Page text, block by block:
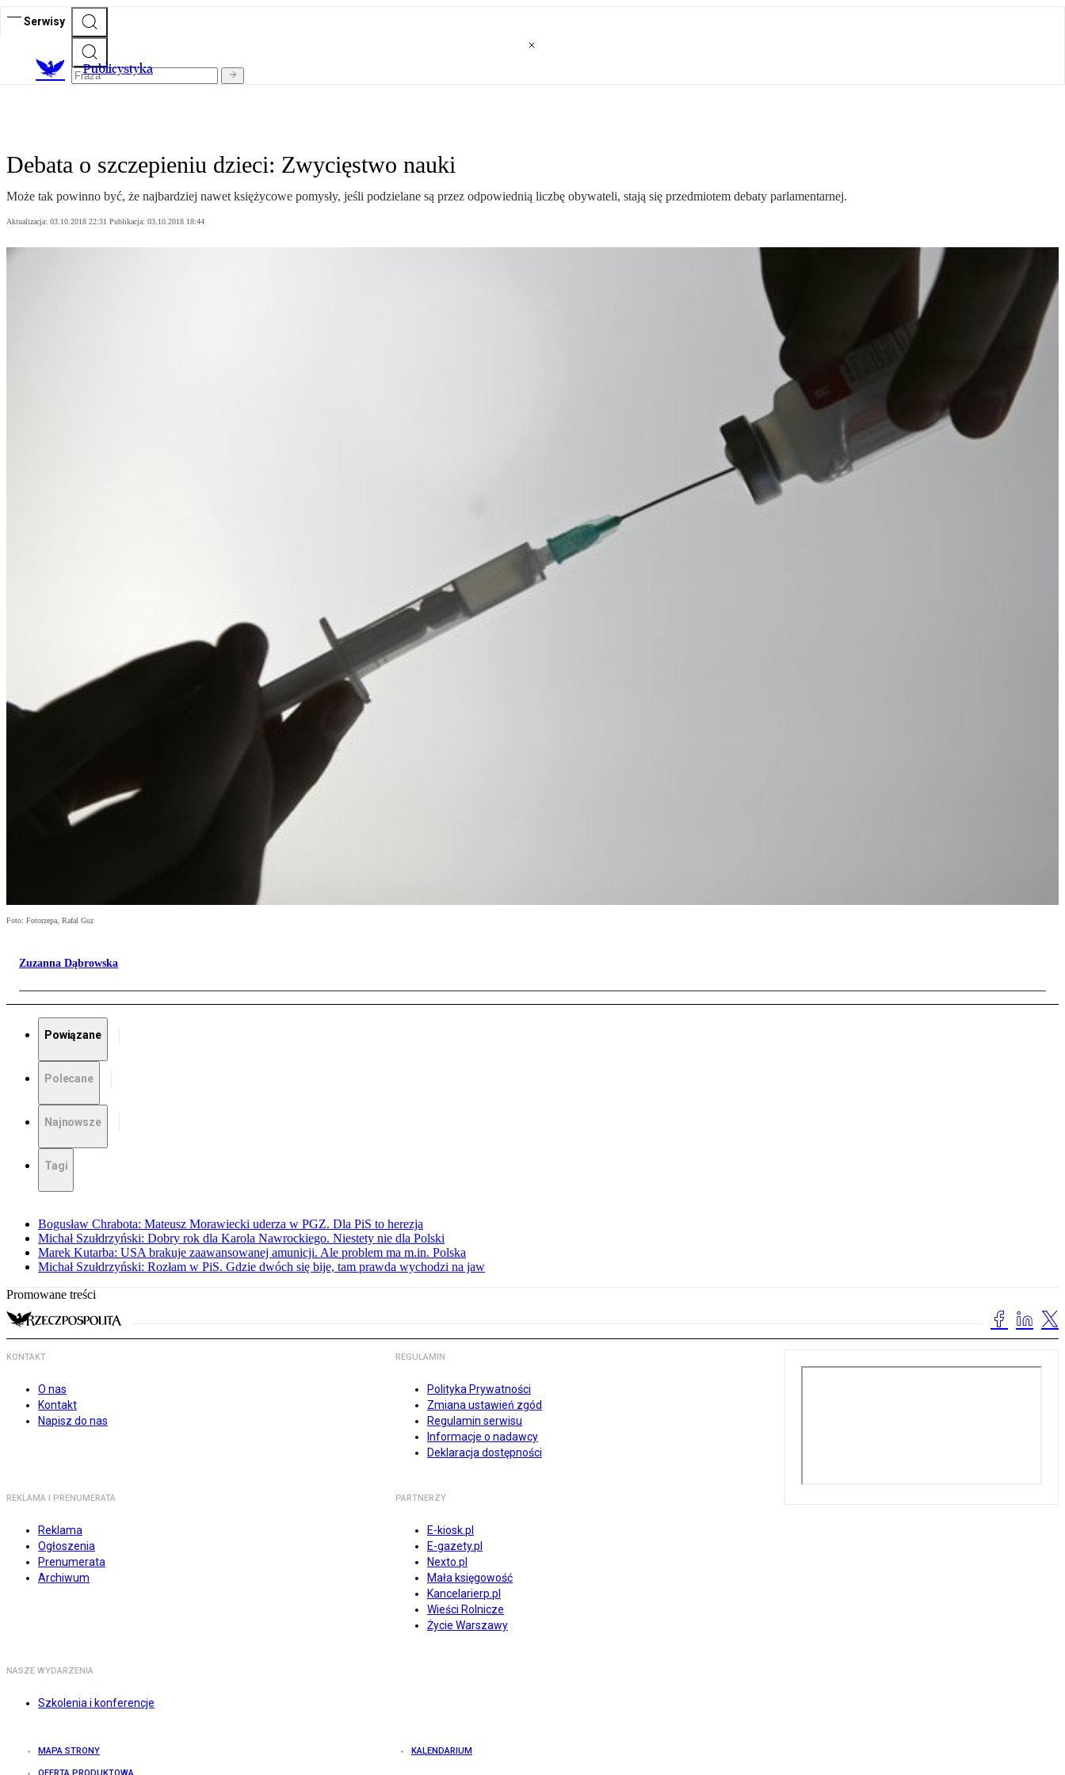
Serwisy
Publicystyka
Debata o szczepieniu dzieci: Zwycięstwo nauki
Może tak powinno być, że najbardziej nawet księżycowe pomysły, jeśli podzielane są przez odpowiednią liczbę obywateli, stają się przedmiotem debaty parlamentarnej.
Aktualizacja: 03.10.2018 22:31 Publikacja: 03.10.2018 18:44
Foto: Fotorzepa, Rafal Guz
Zuzanna Dąbrowska
Powiązane
Polecane
Najnowsze
Tagi
Bogusław Chrabota: Mateusz Morawiecki uderza w PGZ. Dla PiS to herezja
Michał Szułdrzyński: Dobry rok dla Karola Nawrockiego. Niestety nie dla Polski
Marek Kutarba: USA brakuje zaawansowanej amunicji. Ale problem ma m.in. Polska
Michał Szułdrzyński: Rozłam w PiS. Gdzie dwóch się bije, tam prawda wychodzi na jaw
Promowane treści
KONTAKT
O nas
Kontakt
Napisz do nas
REGULAMIN
Polityka Prywatności
Zmiana ustawień zgód
Regulamin serwisu
Informacje o nadawcy
Deklaracja dostępności
REKLAMA I PRENUMERATA
Reklama
Ogłoszenia
Prenumerata
Archiwum
PARTNERZY
E-kiosk.pl
E-gazety.pl
Nexto.pl
Mała księgowość
Kancelarierp.pl
Wieści Rolnicze
Życie Warszawy
NASZE WYDARZENIA
Szkolenia i konferencje
MAPA STRONY KALENDARIUM